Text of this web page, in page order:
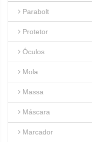
Parabolt
Protetor
Óculos
Mola
Massa
Máscara
Marcador